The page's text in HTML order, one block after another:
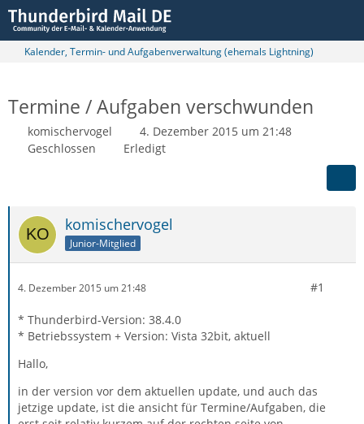
Kalender, Termin- und Aufgabenverwaltung (ehemals Lightning)
Termine / Aufgaben verschwunden
komischervogel
4. Dezember 2015 um 21:48
Geschlossen
Erledigt
komischervogel
Junior-Mitglied
4. Dezember 2015 um 21:48 #1
* Thunderbird-Version: 38.4.0
* Betriebssystem + Version: Vista 32bit, aktuell
Hallo,
in der version vor dem aktuellen update, und auch das
jetzige update, ist die ansicht für Termine/Aufgaben, die